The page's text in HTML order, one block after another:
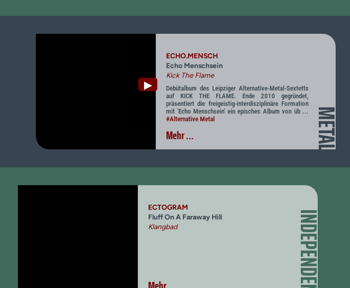
▶
METAL
ECHO.MENSCH
Echo Menschsein
Kick The Flame
Debütalbum des Leipziger Alternative-Metal-Sextetts
auf KICK THE FLAME. Ende 2010 gegründet,
präsentiert die freigeistig-interdisziplinäre Formation
mit 'Echo Menschsein' ein episches Album von üb ...
#Alternative Metal
Mehr ...
INDEPENDENT
ECTOGRAM
Fluff On A Faraway Hill
Klangbad